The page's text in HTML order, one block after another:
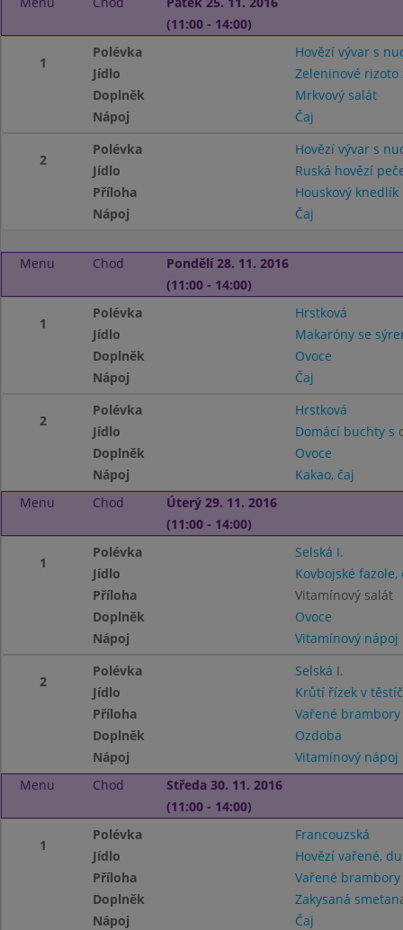
(11:00 - 14:00)
1
Polévka
Hovězí vývar s
Jídlo
Zeleninové rizoto
Doplněk
Mrkvový salát
Nápoj
Čaj
2
Polévka
Hovězí vývar s
Jídlo
Ruská hovězí
Příloha
Houskový knedlík
Nápoj
Čaj
Menu Chod
Pondělí 28. 11. 2016
(11:00 - 14:00)
1
Polévka
Hrstková
Jídlo
Makaróny se
Doplněk
Ovoce
Nápoj
Čaj
2
Polévka
Hrstková
Jídlo
Domácí buchty s
Doplněk
Ovoce
Nápoj
Kakao, čaj
Menu
Chod
Úterý 29. 11. 2016
(11:00 - 14:00)
1
Polévka
Selská I.
Jídlo
Kovbojské fazole,
Příloha
Vitamínový salát
Doplněk
Ovoce
Nápoj
Vitamínový nápoj
2
Polévka
Selská I.
Jídlo
Krůtí řízek v
Příloha
Vařené
Doplněk
Ozdoba
Nápoj
Vitamínový nápoj
Menu
Chod
Středa 30. 11. 2016
(11:00 - 14:00)
1
Polévka
Francouzská
Jídlo
Hovězí vařené,
Příloha
Vařené
Doplněk
Zakysaná
Nápoj
Čaj